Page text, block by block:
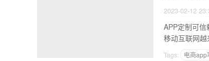
2023-02-12
APP定制可信
移动互联网
Tags: 电商app